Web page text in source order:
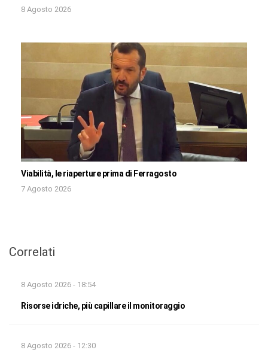
8 Agosto 2026
Viabilità, le riaperture prima di Ferragosto
7 Agosto 2026
Correlati
8 Agosto 2026 - 18:54
Risorse idriche, più capillare il monitoraggio
8 Agosto 2026 - 12:30